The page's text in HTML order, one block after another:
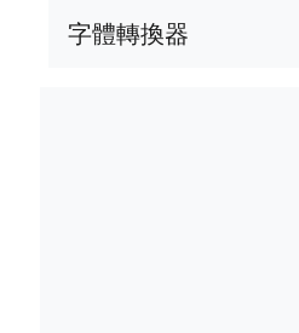
字體轉換器